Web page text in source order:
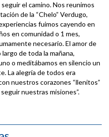
el camino. Nos reunimos
de la “Chelo” Verdugo,
fuimos cayendo en
en comunidad o 1 mes,
necesario. El amor de
de toda la mañana,
o meditábamos en silencio un
La alegría de todos era
nuestros corazones “llenitos”
nuestras misiones”.